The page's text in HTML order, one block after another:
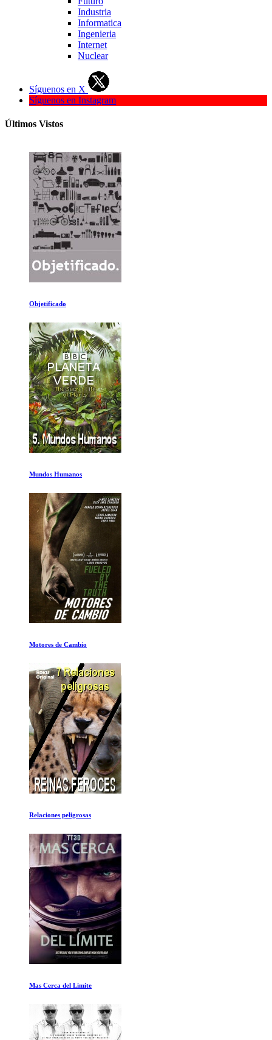
Industria
Informatica
Ingenieria
Internet
Nuclear
Síguenos en X
Síguenos en Instagram
Últimos Vistos
Objetificado
Mundos Humanos
Motores de Cambio
Relaciones peligrosas
Mas Cerca del Limite